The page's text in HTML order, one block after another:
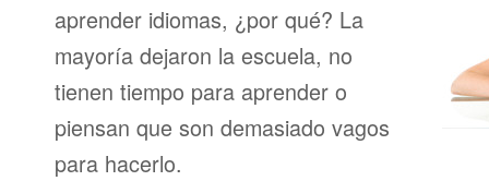
aprender idiomas, ¿por qué? La
mayoría dejaron la escuela, no
tienen tiempo para aprender o
piensan que son demasiado vagos
para hacerlo.